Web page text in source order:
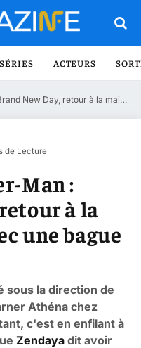
SÉRIES ACTEURS
à la maison, mais avec une bague au doigt
de Lecture
Man :
à la
une bague
sous la direction de
Athéna chez
c'est en enfilant à
Zendaya dit avoir